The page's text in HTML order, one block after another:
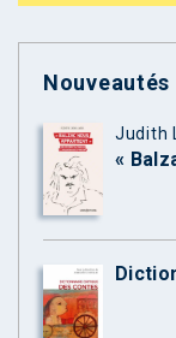
Nouveautés
Judith
«